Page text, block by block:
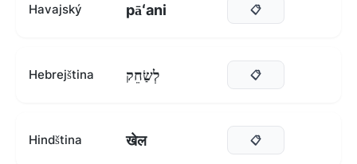
Havajský pāʻani 📋
Hebrejština לְשַׂחֵק 📋
Hindština खेल 📋